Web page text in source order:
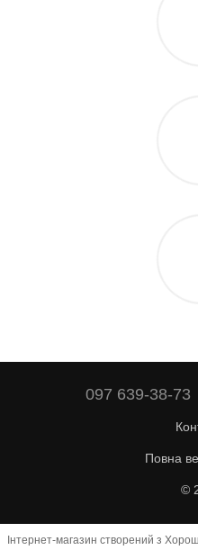
097 639-38-73
Повна
©
Інтернет-магазин створений з